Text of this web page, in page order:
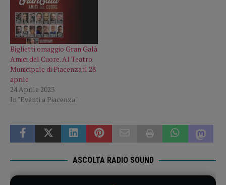
Biglietti omaggio Gran Galà
Amici del Cuore. Al Teatro
Municipale di Piacenza il 28
aprile
24 Aprile 2023
In "Eventi a Piacenza"
ASCOLTA RADIO SOUND